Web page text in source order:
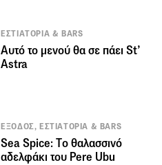
ΕΣΤΙΑΤΟΡΙΑ & BARS
Αυτό το μενού θα σε πάει St’
Astra
ΕΞΟΔΟΣ, ΕΣΤΙΑΤΟΡΙΑ & BARS
Sea Spice: Tο θαλασσινό
αδελφάκι του Pere Ubu